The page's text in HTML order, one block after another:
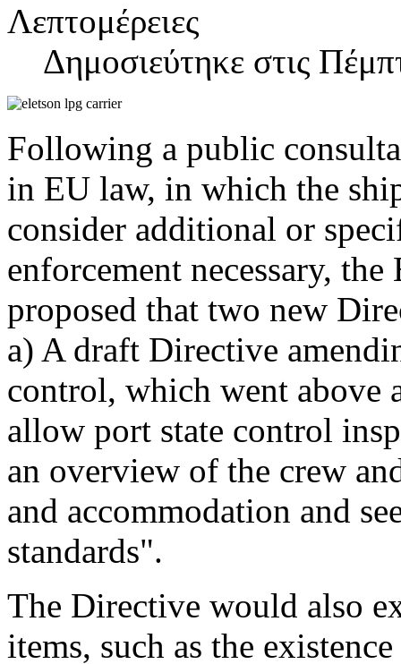
Λεπτομέρειες
Δημοσιεύτηκε στις
Following a public
in EU law, in which the
consider additional or
enforcement necessary,
proposed that two new
a) A draft Directive
control, which went
allow port state control
an overview of the crew
and accommodation and
standards".
The Directive would also
items, such as the